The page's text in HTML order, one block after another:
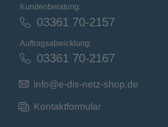
Kundenberatung:
03361 70-2157
Auftragsabwicklung:
03361 70-2167
info@e-dis-netz-shop.de
Kontaktformular